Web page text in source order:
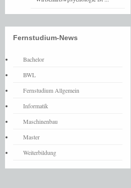
Fernstudium-News
Bachelor
BWL
Fernstudium Allgemein
Informatik
Maschinenbau
Master
Weiterbildung